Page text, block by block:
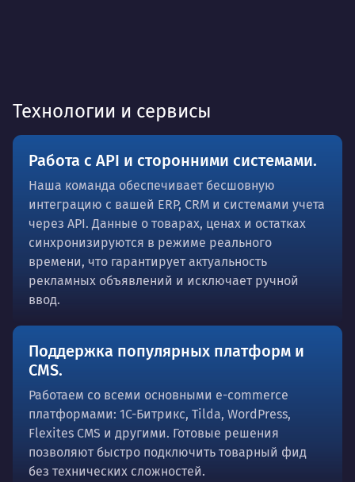
Технологии и сервисы
Работа с API и сторонними системами.
Наша команда обеспечивает бесшовную
интеграцию с вашей ERP, CRM и системами учета
через API. Данные о товарах, ценах и остатках
синхронизируются в режиме реального
времени, что гарантирует актуальность
рекламных объявлений и исключает ручной
ввод.
Поддержка популярных платформ и
CMS.
Работаем со всеми основными e-commerce
платформами: 1С-Битрикс, Tilda, WordPress,
Flexites CMS и другими. Готовые решения
позволяют быстро подключить товарный фид
без технических сложностей.